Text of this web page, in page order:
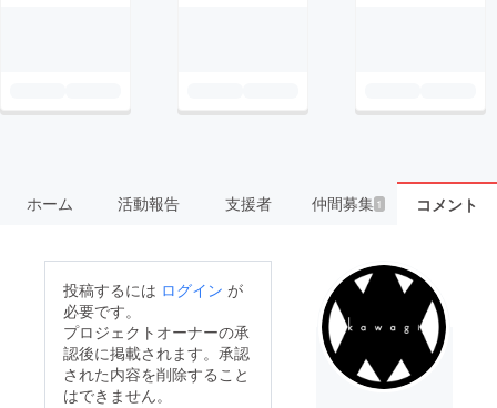
ホーム 活動報告 支援者 仲間募集 1 コメント
投稿するには ログイン が
必要です。
プロジェクトオーナーの承
認後に掲載されます。承認
された内容を削除すること
はできません。